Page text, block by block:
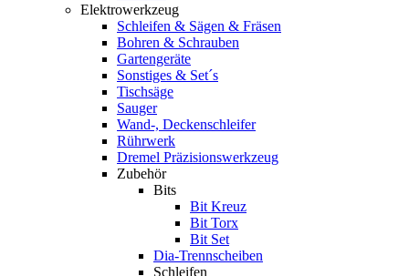
Elektrowerkzeug
Schleifen & Sägen & Fräsen
Bohren & Schrauben
Gartengeräte
Sonstiges & Set´s
Tischsäge
Sauger
Wand-, Deckenschleifer
Rührwerk
Dremel Präzisionswerkzeug
Zubehör
Bits
Bit Kreuz
Bit Torx
Bit Set
Dia-Trennscheiben
Schleifen